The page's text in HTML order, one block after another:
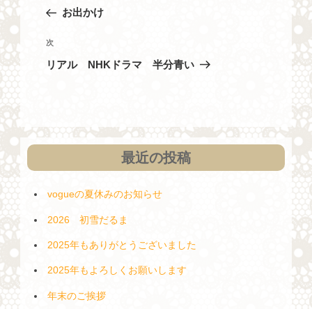
ビ
ゲ
ン
去
投
お出かけ
次
の
次
リアル NHKドラマ 半分青い
最近の投稿
vogueの夏休みのお知らせ
2026 初雪だるま
2025年もありがとうございました
2025年もよろしくお願いします
年末のご挨拶